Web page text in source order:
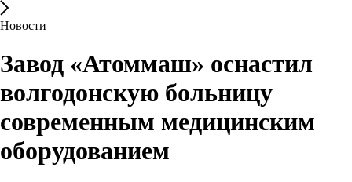
Новости
Завод «Атоммаш» оснастил
волгодонскую больницу
современным медицинским
оборудованием